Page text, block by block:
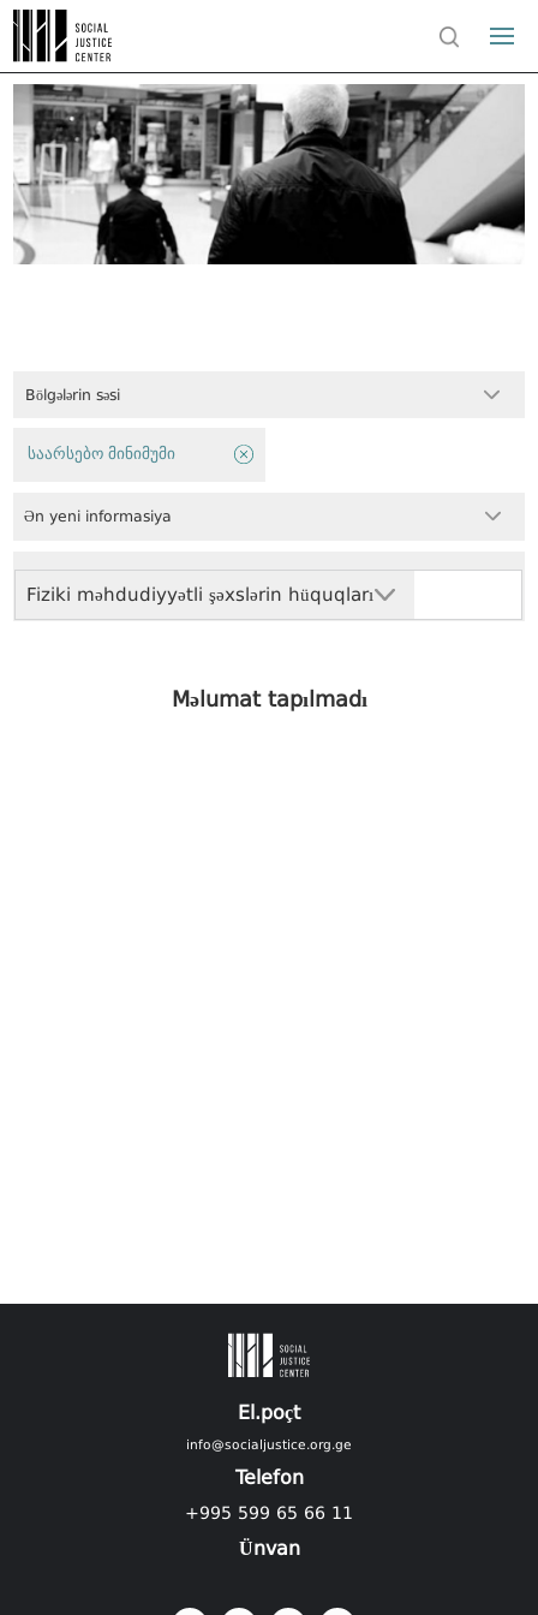
Bölgələrin səsi
Fiziki məhdudiyyətli şəxslərin hüquqları
საარსებო მინიმუმი
Ən yeni informasiya
Məlumat tapılmadı
El.poçt
info@socialjustice.org.ge
Telefon
+995 599 65 66 11
Ünvan